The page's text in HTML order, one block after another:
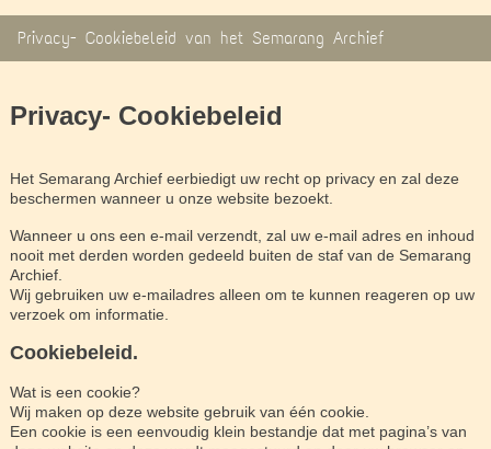
Privacy- Cookiebeleid van het Semarang Archief
Privacy- Cookiebeleid
Het Semarang Archief eerbiedigt uw recht op privacy en zal deze
beschermen wanneer u onze website bezoekt.
Wanneer u ons een e-mail verzendt, zal uw e-mail adres en inhoud
nooit met derden worden gedeeld buiten de staf van de Semarang
Archief.
Wij gebruiken uw e-mailadres alleen om te kunnen reageren op uw
verzoek om informatie.
Cookiebeleid.
Wat is een cookie?
Wij maken op deze website gebruik van één cookie.
Een cookie is een eenvoudig klein bestandje dat met pagina’s van